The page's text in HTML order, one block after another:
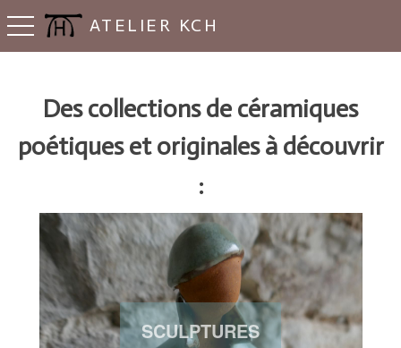
ATELIER KCH
Basculer la navigation
Des collections de céramiques
poétiques et originales à découvrir
:
SCULPTURES